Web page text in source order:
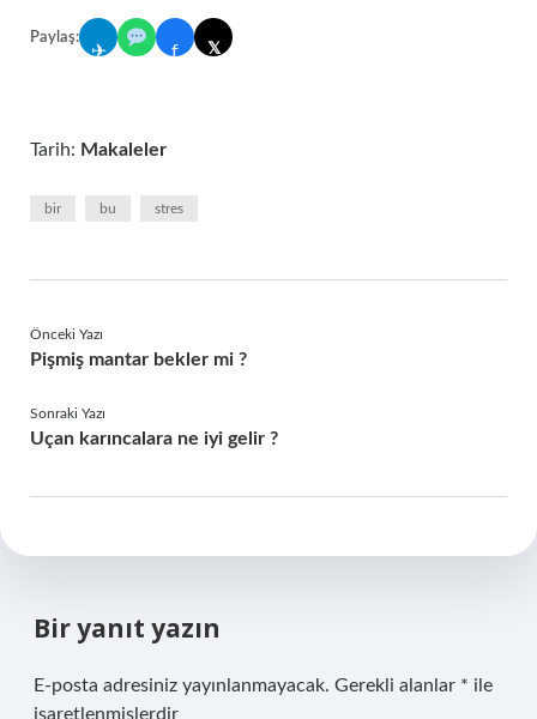
Paylaş:
✈ f 𝕏
Tarih: Makaleler
bir bu stres
Önceki Yazı
Pişmiş mantar bekler mi ?
Sonraki Yazı
Uçan karıncalara ne iyi gelir ?
Bir yanıt yazın
E-posta adresiniz yayınlanmayacak. Gerekli alanlar * ile
işaretlenmişlerdir